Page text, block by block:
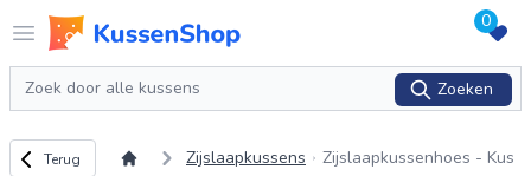
Open menu
Logo www.kussenshop.nl 0
Zoeken
Zoeken
Terug naar overzicht
Terug Zijslaapkussens
Zijslaapkussenhoes - Kus